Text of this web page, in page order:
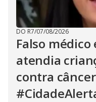
DO R7/07/08/2026
Falso
atendia
contra